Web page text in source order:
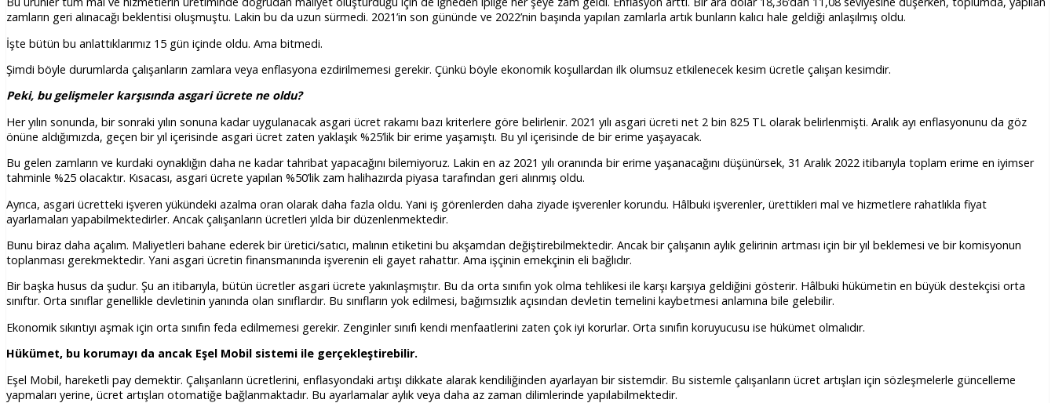
zamların geri alınacağı beklentisi oluşmuştu. Lakin bu da uzun sürmedi. 2021’in son gününde ve 2022’nin başında yapılan zamlarla artık bunların kalıcı hale geldiği anlaşılmış oldu.
İşte bütün bu anlattıklarımız 15 gün içinde oldu. Ama bitmedi.
Şimdi böyle durumlarda çalışanların zamlara veya enflasyona ezdirilmemesi gerekir. Çünkü böyle ekonomik koşullardan ilk olumsuz etkilenecek kesim ücretle çalışan kesimdir.
Peki, bu gelişmeler karşısında asgari ücrete ne oldu?
Her yılın sonunda, bir sonraki yılın sonuna kadar uygulanacak asgari ücret rakamı bazı kriterlere göre belirlenir. 2021 yılı asgari ücreti net 2 bin 825 TL olarak belirlenmişti. Aralık ayı enflasyonunu da göz
önüne aldığımızda, geçen bir yıl içerisinde asgari ücret zaten yaklaşık %25’lik bir erime yaşamıştı. Bu yıl içerisinde de bir erime yaşayacak.
Bu gelen zamların ve kurdaki oynaklığın daha ne kadar tahribat yapacağını bilemiyoruz. Lakin en az 2021 yılı oranında bir erime yaşanacağını düşünürsek, 31 Aralık 2022 itibarıyla toplam erime en iyimser
tahminle %25 olacaktır. Kısacası, asgari ücrete yapılan %50’lik zam halihazırda piyasa tarafından geri alınmış oldu.
Ayrıca, asgari ücretteki işveren yükündeki azalma oran olarak daha fazla oldu. Yani iş görenlerden daha ziyade işverenler korundu. Hâlbuki işverenler, ürettikleri mal ve hizmetlere rahatlıkla fiyat
ayarlamaları yapabilmektedirler. Ancak çalışanların ücretleri yılda bir düzenlenmektedir.
Bunu biraz daha açalım. Maliyetleri bahane ederek bir üretici/satıcı, malının etiketini bu akşamdan değiştirebilmektedir. Ancak bir çalışanın aylık gelirinin artması için bir yıl beklemesi ve bir komisyonun
toplanması gerekmektedir. Yani asgari ücretin finansmanında işverenin eli gayet rahattır. Ama işçinin emekçinin eli bağlıdır.
Bir başka husus da şudur. Şu an itibarıyla, bütün ücretler asgari ücrete yakınlaşmıştır. Bu da orta sınıfın yok olma tehlikesi ile karşı karşıya geldiğini gösterir. Hâlbuki hükümetin en büyük destekçisi orta
sınıftır. Orta sınıflar genellikle devletinin yanında olan sınıflardır. Bu sınıfların yok edilmesi, bağımsızlık açısından devletin temelini kaybetmesi anlamına bile gelebilir.
Ekonomik sıkıntıyı aşmak için orta sınıfın feda edilmemesi gerekir. Zenginler sınıfı kendi menfaatlerini zaten çok iyi korurlar. Orta sınıfın koruyucusu ise hükümet olmalıdır.
Hükümet, bu korumayı da ancak Eşel Mobil sistemi ile gerçekleştirebilir.
Eşel Mobil, hareketli pay demektir. Çalışanların ücretlerini, enflasyondaki artışı dikkate alarak kendiliğinden ayarlayan bir sistemdir. Bu sistemle çalışanların ücret artışları için sözleşmelerle güncelleme
yapmaları yerine, ücret artışları otomatiğe bağlanmaktadır. Bu ayarlamalar aylık veya daha az zaman dilimlerinde yapılabilmektedir.